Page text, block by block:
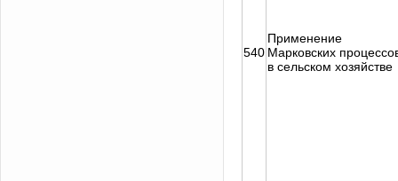
540
Применение
Марковских
в сельском хозяйстве